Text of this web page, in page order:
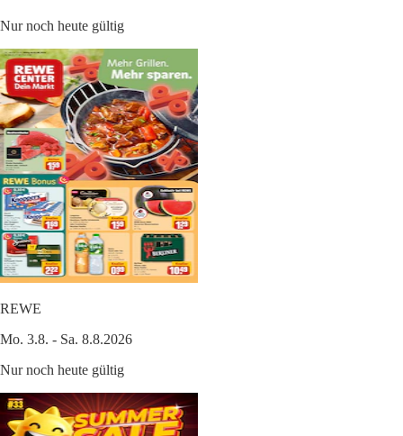
Nur noch heute gültig
REWE
Mo. 3.8. - Sa. 8.8.2026
Nur noch heute gültig